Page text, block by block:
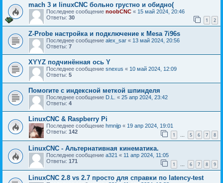
mach 3 и linuxCNC больно грустно и обидно(
Последнее сообщение noobCNC « 15 май 2024, 20:46
Ответы: 30 1 2
Z-Probe настройка и подключение к Mesa 7i96s
Последнее сообщение alex_sar « 13 май 2024, 20:56
Ответы: 7
XYYZ подчинённая ось Y
Последнее сообщение snexus « 10 май 2024, 12:09
Ответы: 5
Помогите с индексной меткой шпинделя
Последнее сообщение D.L. « 25 апр 2024, 23:42
Ответы: 4
LinuxCNC & Raspberry Pi
Последнее сообщение hmnijp « 19 апр 2024, 19:01
Ответы: 142 1 … 5 6 7 8
LinuxCNC - Альтернативная кинематика.
Последнее сообщение a321 « 11 апр 2024, 11:05
Ответы: 171 1 … 6 7 8 9
LinuxCNC 2.8 vs 2.7 просто для справки по latenсy-test